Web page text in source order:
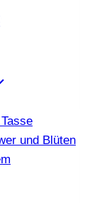
Dieses
weist
mehrere
Varianten